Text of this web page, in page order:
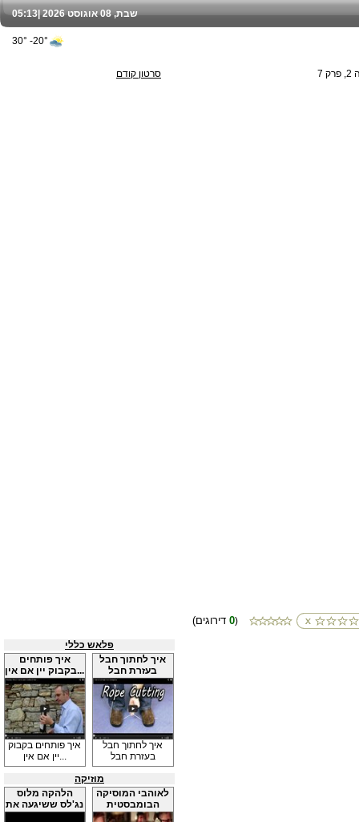
סרטון קודם 7
0)
פלאש כללי
איך פותחים
בקבוק יין אם אין...
איך פותחים בקבוק
יין אם אין...
איך לחתוך חבל
בעזרת חבל
איך לחתוך חבל
בעזרת חבל
מוזיקה
הלהקה מלוס
נג'לס ששיגעה את
...
לאוהבי המוסיקה
הבומבסטית
05:13 שבת, 08 אוגוסט 2026 |
20°- 30°